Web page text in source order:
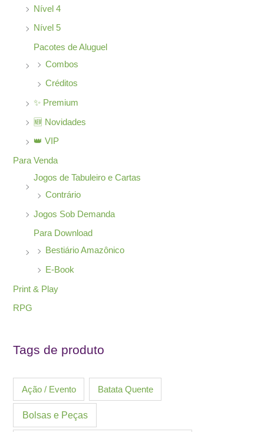
Nível 4
Nível 5
Pacotes de Aluguel
Combos
Créditos
✨ Premium
🆕 Novidades
👑 VIP
Para Venda
Jogos de Tabuleiro e Cartas
Contrário
Jogos Sob Demanda
Para Download
Bestiário Amazônico
E-Book
Print & Play
RPG
Tags de produto
Ação / Evento Batata Quente
Bolsas e Peças